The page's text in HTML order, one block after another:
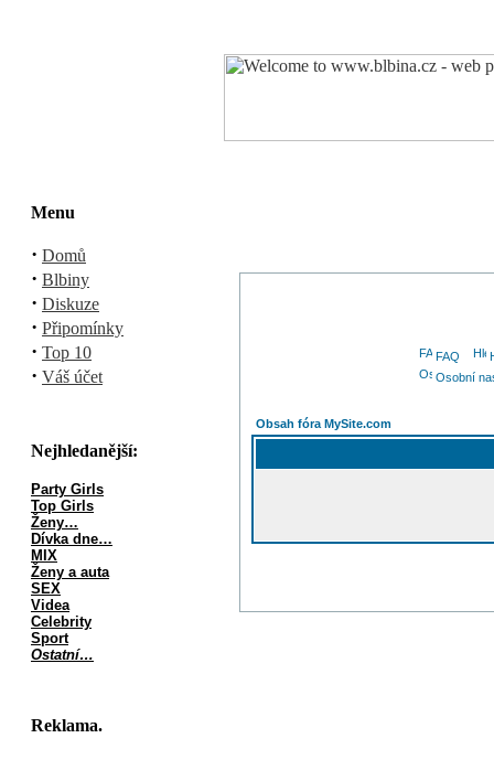
Menu
· Domů
· Blbiny
· Diskuze
· Připomínky
· Top 10
· Váš účet
Nejhledanější:
Party Girls
Top Girls
Ženy…
Dívka dne…
MIX
Ženy a auta
SEX
Videa
Celebrity
Sport
Ostatní…
Reklama.
FAQ
Osobní
Obsah fóra MySite.com